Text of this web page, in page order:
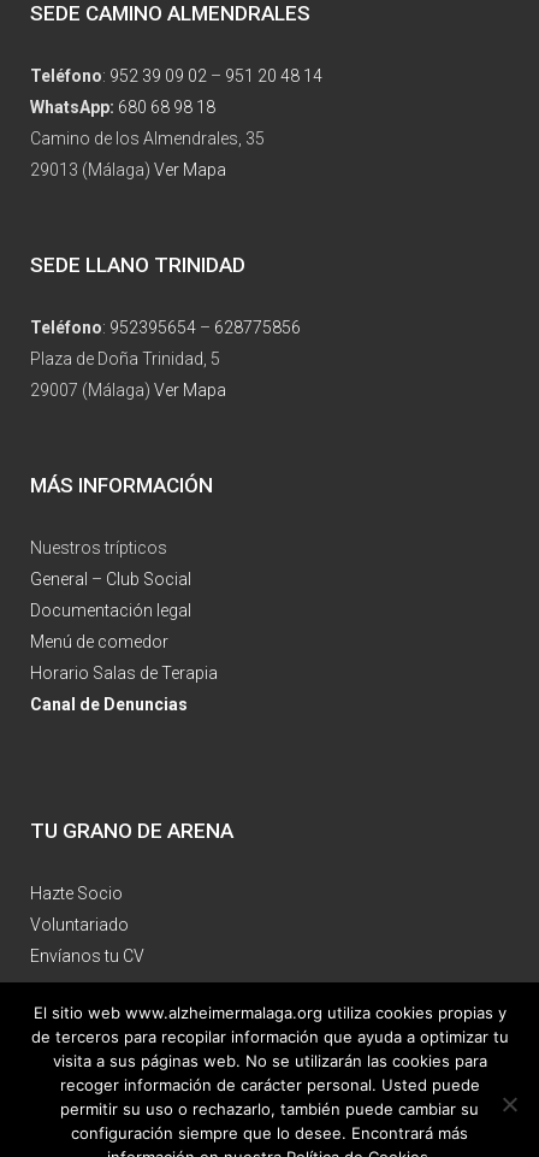
SEDE CAMINO ALMENDRALES
Teléfono: 952 39 09 02 – 951 20 48 14
WhatsApp: 680 68 98 18
Camino de los Almendrales, 35
29013 (Málaga) Ver Mapa
SEDE LLANO TRINIDAD
Teléfono: 952395654 – 628775856
Plaza de Doña Trinidad, 5
29007 (Málaga) Ver Mapa
MÁS INFORMACIÓN
Nuestros trípticos
General – Club Social
Documentación legal
Menú de comedor
Horario Salas de Terapia
Canal de Denuncias
TU GRANO DE ARENA
Hazte Socio
Voluntariado
Envíanos tu CV
Aviso Legal Política de Privacidad Política de Cookies| Diseño web: voluntarios de
El sitio web www.alzheimermalaga.org utiliza cookies propias y
de terceros para recopilar información que ayuda a optimizar tu
visita a sus páginas web. No se utilizarán las cookies para
recoger información de carácter personal. Usted puede
permitir su uso o rechazarlo, también puede cambiar su
configuración siempre que lo desee. Encontrará más